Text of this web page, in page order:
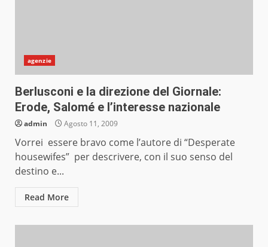
agenzie
Berlusconi e la direzione del Giornale:
Erode, Salomé e l’interesse nazionale
admin Agosto 11, 2009
Vorrei essere bravo come l’autore di “Desperate
housewifes” per descrivere, con il suo senso del
destino e...
Read More